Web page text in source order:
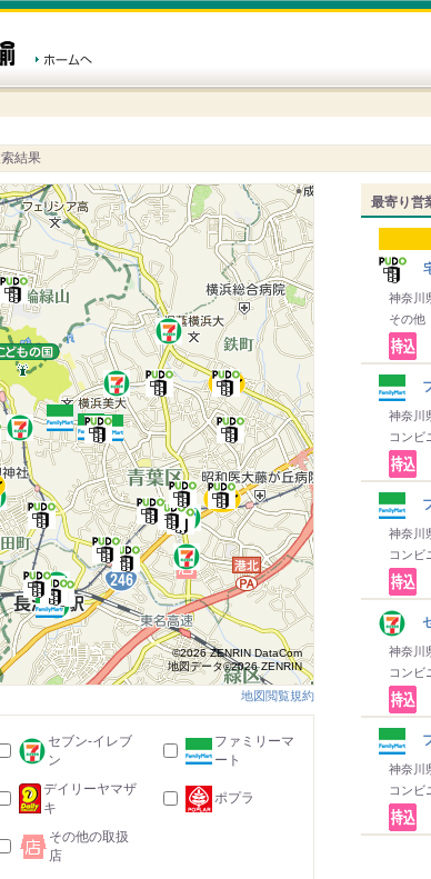
結果
最寄り営
神奈川
その他
フ
神奈川
コンビ
神奈川
コンビ
神奈川
コンビ
神奈川
コンビ
©2026 ZENRIN DataCom
地図データ©2026 ZENRIN
地図閲覧規約
セブン-イレブ
ン
ファミリーマ
ート
デイリーヤマザ
キ
ポプラ
その他の取扱
店